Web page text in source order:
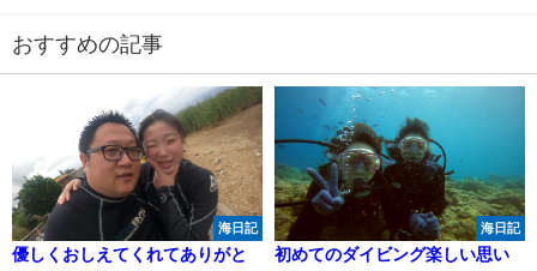
おすすめの記事
海日記
優しくおしえてくれてありがと
海日記
初めてのダイビング楽しい思い